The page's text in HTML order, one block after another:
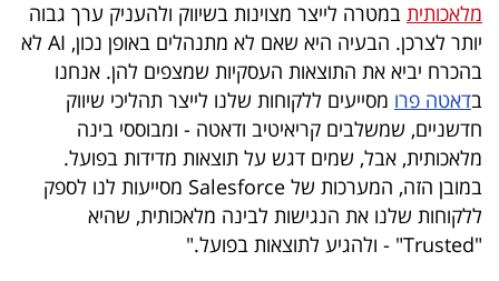
מלאכותית במטרה לייצר מצוינות בשיווק ולהעניק ערך גבוה
יותר לצרכן. הבעיה היא שאם לא מתנהלים באופן נכון, AI לא
בהכרח יביא את התוצאות העסקיות שמצפים להן. אנחנו
בדאטה פרו מסייעים ללקוחות שלנו לייצר תהליכי שיווק
חדשניים, שמשלבים קריאיטיב ודאטה - ומבוססי בינה
מלאכותית, אבל, שמים דגש על תוצאות מדידות בפועל.
במובן הזה, המערכות של Salesforce מסייעות לנו לספק
ללקוחות שלנו את הנגישות לבינה מלאכותית, שהיא
"Trusted" - ולהגיע לתוצאות בפועל."